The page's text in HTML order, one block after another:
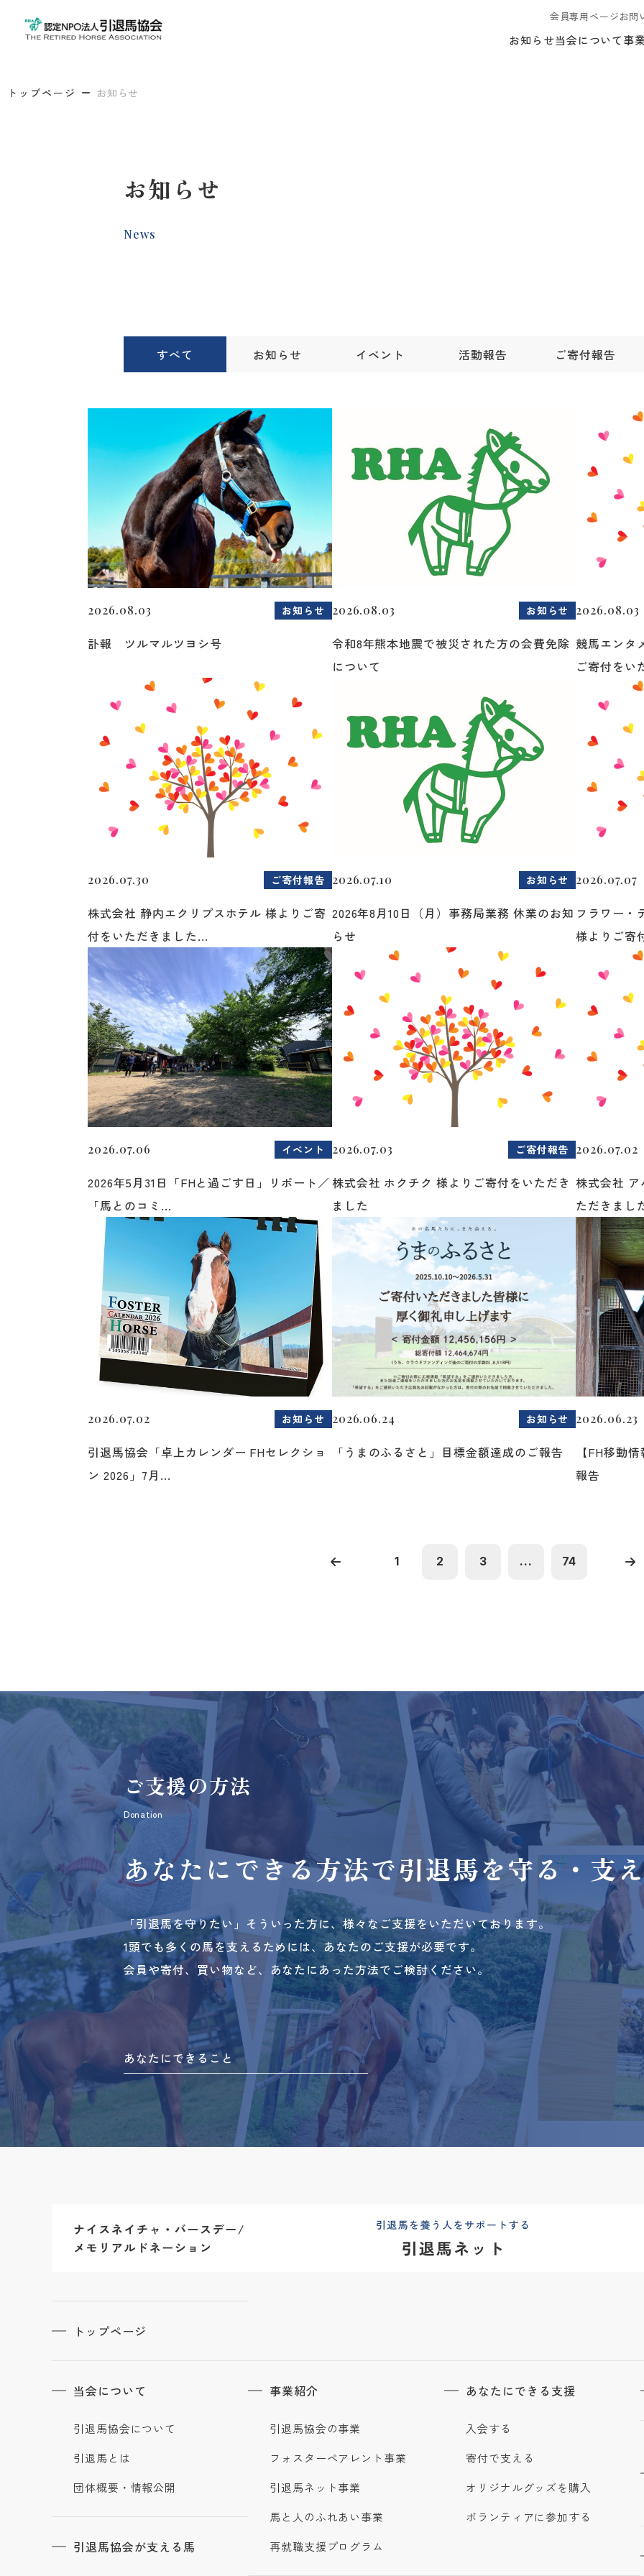
会員専用ページお問
お知らせ当会について事
トップページ お知らせ
お知らせ
News
すべて お知らせ イベント 活動報告 ご寄付報告
2026.08.03 お知らせ
訃報 ツルマルツヨシ号
2026.08.03 お知らせ
令和8年熊本地震で被災された方の会費免除
について
2026.08.03
競馬エンタ
ご寄付をい
2026.07.30 ご寄付報告
株式会社 静内エクリプスホテル 様よりご寄
付をいただきました...
2026.07.10 お知らせ
2026年8月10日（月）事務局業務 休業のお知
らせ
2026.07.07
フラワー・
様よりご寄
2026.07.06 イベント
2026年5月31日「FHと過ごす日」リポート／
「馬とのコミ...
2026.07.03 ご寄付報告
株式会社 ホクチク 様よりご寄付をいただき
ました
2026.07.02
株式会社
ただきまし
2026.07.02 お知らせ
引退馬協会「卓上カレンダー FHセレクショ
ン 2026」7月...
2026.06.24 お知らせ
「うまのふるさと」目標金額達成のご報告
2026.06.23
【FH移動
報告
1 2 3 ... 74
ご支援の方法
Donation
あなたにできる方法で引退馬を守る・支
「引退馬を守りたい」そういった方に、様々なご支援をいただいております。
1頭でも多くの馬を支えるためには、あなたのご支援が必要です。
会員や寄付、買い物など、あなたにあった方法でご検討ください。
あなたにできること
トップページ
当会について
引退馬協会について
引退馬とは
団体概要・情報公開
引退馬協会が支える馬
事業紹介
引退馬協会の事業
フォスターペアレント事業
引退馬ネット事業
馬と人のふれあい事業
再就職支援プログラム
あなたにできる支援
入会する
寄付で支える
オリジナルグッズを購入
ボランティアに参加する